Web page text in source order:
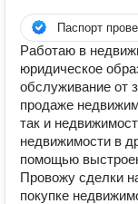
Паспорт
Работаю в
юридическое
обслуживание от
продаже
так и
недвижимости в
помощью
Провожу сделки
покупке